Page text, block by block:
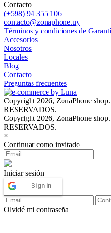
Contacto
(+598) 94 355 106
contacto@zonaphone.uy
Términos y condiciones de
Accesorios
Nosotros
Locales
Blog
Contacto
Preguntas frecuentes
Copyright 2026, ZonaPhone
RESERVADOS.
Copyright 2026, ZonaPhone
RESERVADOS.
×
Continuar como invitado
Iniciar sesión
Sign in
Olvidé mi contraseña